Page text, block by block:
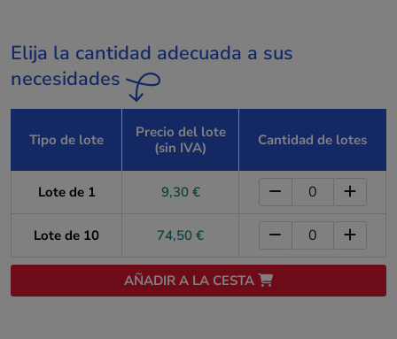
Elija la cantidad adecuada a sus
necesidades
Tipo de lote
Precio del lote
(sin IVA)
Cantidad de lotes
Lote de 1 9,30 €
Lote de 10 74,50 €
AÑADIR A LA CESTA